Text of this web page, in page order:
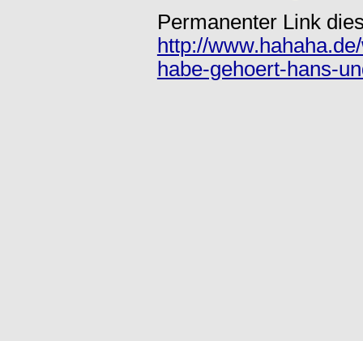
Permanenter Link
http://
habe-gehoert-hans-